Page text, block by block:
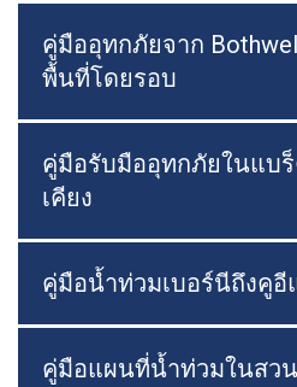
คู่มืออุทกภัยจาก
พื้นที่โดยรอบ
คู่มือรับมืออุทกภัยในแบ
เคียง
คู่มือน้ำท่วมเบอร์นีถึงคูอี
คู่มือแผนที่น้ำท่วมในสว